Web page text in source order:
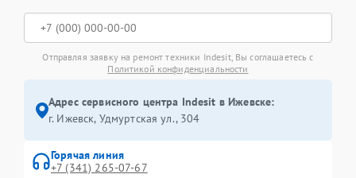
Отправляя заявку на ремонт техники Indesit, Вы соглашаетесь с
Политикой конфиденциальности
Адрес сервисного центра Indesit в Ижевске:
г. Ижевск, Удмуртская ул., 304
Горячая линия
+7 (341) 265-07-67